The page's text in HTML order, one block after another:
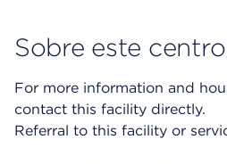
Sobre este
For more information and
contact this facility directly.
Referral to this facility or